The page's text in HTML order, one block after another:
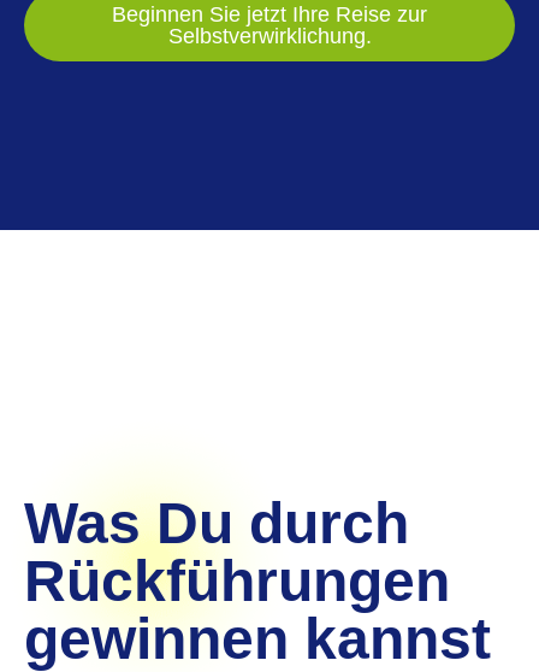
Beginnen Sie jetzt Ihre Reise zur
Selbstverwirklichung.
Was Du durch
Rückführungen
gewinnen kannst